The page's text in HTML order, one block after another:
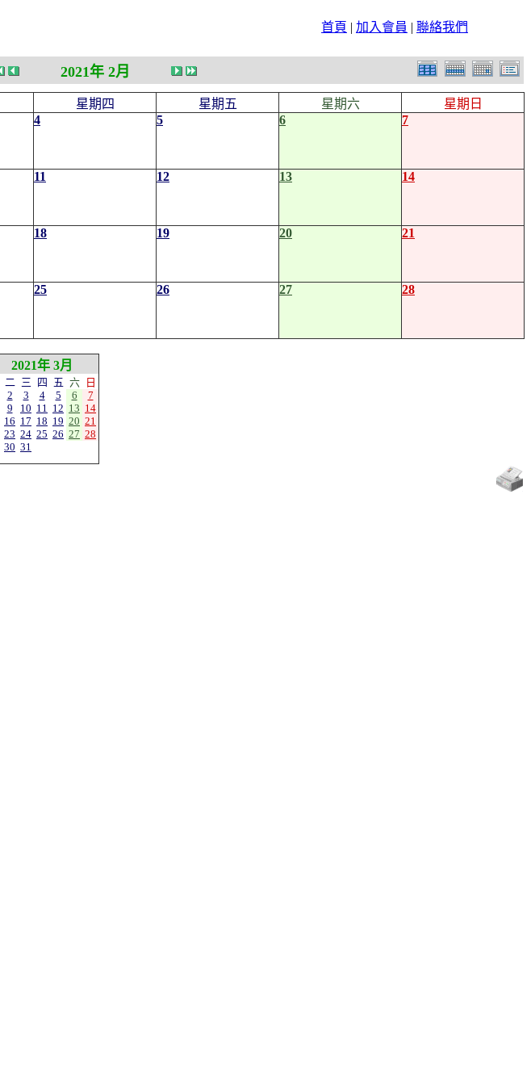
首頁 | 加入會員 | 聯絡我們
2021年 2月
星期四 星期五 星期六
星期日
4 5 6 7
11 12 13 14
18 19 20 21
25 26 27 28
2021年 3月
二 三 四 五 六
日
2 3 4 5 6
7
9 10 11 12 13 14
16 17 18 19 20 21
23 24 25 26 27 28
30 31